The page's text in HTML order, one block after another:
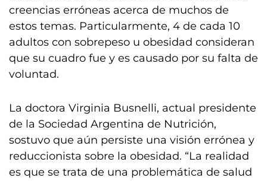
creencias erróneas acerca de muchos de
estos temas. Particularmente, 4 de cada 10
adultos con sobrepeso u obesidad consideran
que su cuadro fue y es causado por su falta de
voluntad.
La doctora Virginia Busnelli, actual presidente
de la Sociedad Argentina de Nutrición,
sostuvo que aún persiste una visión errónea y
reduccionista sobre la obesidad. “La realidad
es que se trata de una problemática de salud